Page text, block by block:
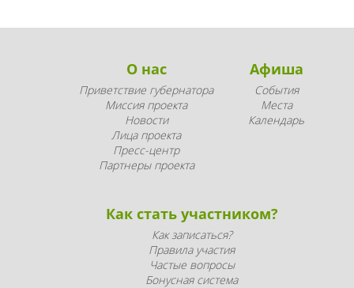
О нас
Приветствие губернатора
Миссия проекта
Новости
Лица проекта
Пресс-центр
Партнеры проекта
Афиша
События
Места
Календарь
Как стать участником?
Как записаться?
Правила участия
Частые вопросы
Бонусная система